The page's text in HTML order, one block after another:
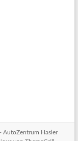
AutoZentrum Hasler